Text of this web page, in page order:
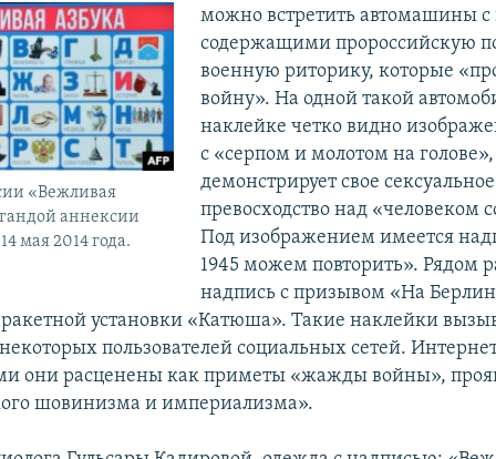
«Вежливая
аннексии
мая 2014 года.
можно встретить автомашины
содержащими пророссийскую
военную риторику, которые
войну». На одной такой
наклейке четко видно
с «серпом и молотом на
демонстрирует свое сексуальное
превосходство над «человеком
Под изображением имеется
1945 можем повторить». Рядом
надпись с призывом «На
установки «Катюша». Такие наклейки
пользователей социальных сетей.
они расценены как приметы «жажды войны»,
шовинизма и империализма».